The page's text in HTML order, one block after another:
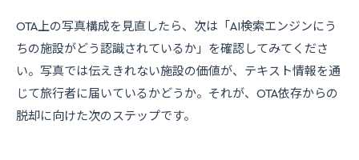
OTA上の写真構成を見直したら、次は「AI検索エンジンにう
ちの施設がどう認識されているか」を確認してみてくださ
い。写真では伝えきれない施設の価値が、テキスト情報を通
じて旅行者に届いているかどうか。それが、OTA依存からの
脱却に向けた次のステップです。